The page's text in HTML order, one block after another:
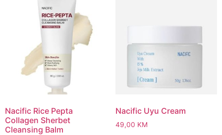
Nacific Rice Pepta
Collagen Sherbet
Cleansing Balm
Nacific Uyu Cream
49,00 KM